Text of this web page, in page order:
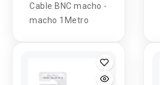
Cable BNC macho -
macho 1Metro